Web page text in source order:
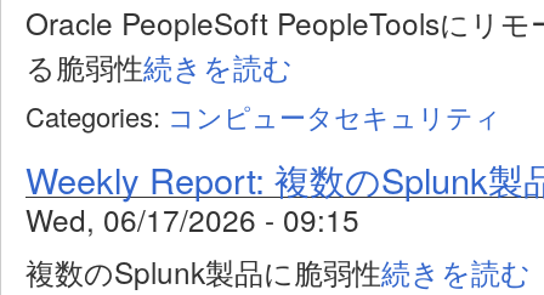
Oracle PeopleSoft PeopleToolsにリ
る脆弱性続きを読む
Categories: コンピュータセキュリティ
Weekly Report: 複数のSplunk製
Wed, 06/17/2026 - 09:15
複数のSplunk製品に脆弱性続きを読む